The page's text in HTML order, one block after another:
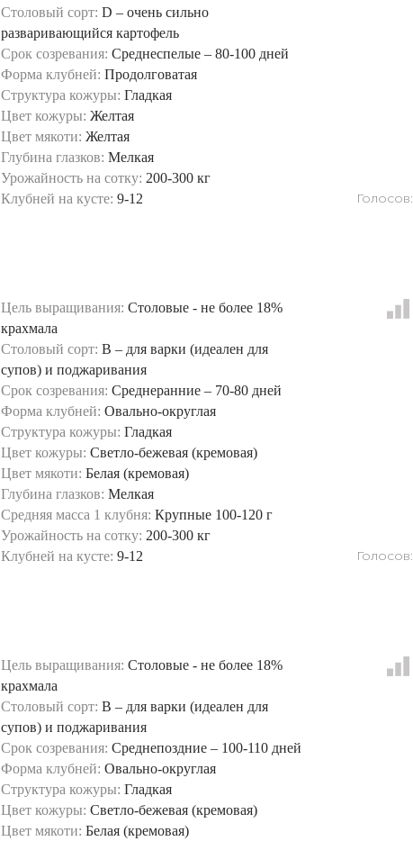
Столовый сорт: D – очень сильно
разваривающийся картофель
Срок созревания: Среднеспелые – 80-100 дней
Форма клубней: Продолговатая
Структура кожуры: Гладкая
Цвет кожуры: Желтая
Цвет мякоти: Желтая
Глубина глазков: Мелкая
Урожайность на сотку: 200-300 кг
Клубней на кусте: 9-12 Голосов:
Цель выращивания: Столовые - не более 18%
крахмала
Столовый сорт: B – для варки (идеален для
супов) и поджаривания
Срок созревания: Среднеранние – 70-80 дней
Форма клубней: Овально-округлая
Структура кожуры: Гладкая
Цвет кожуры: Светло-бежевая (кремовая)
Цвет мякоти: Белая (кремовая)
Глубина глазков: Мелкая
Средняя масса 1 клубня: Крупные 100-120 г
Урожайность на сотку: 200-300 кг
Клубней на кусте: 9-12 Голосов:
Цель выращивания: Столовые - не более 18%
крахмала
Столовый сорт: B – для варки (идеален для
супов) и поджаривания
Срок созревания: Среднепоздние – 100-110 дней
Форма клубней: Овально-округлая
Структура кожуры: Гладкая
Цвет кожуры: Светло-бежевая (кремовая)
Цвет мякоти: Белая (кремовая)